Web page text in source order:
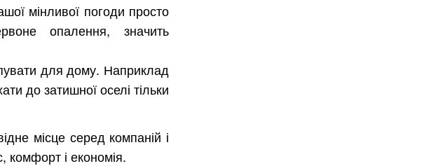
мінливої погоди просто
опалення, значить
для дому. Наприклад
до затишної оселі тільки
місце серед компаній і
комфорт і економія.